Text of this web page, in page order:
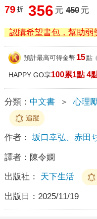
79 折 356 元 450 元
認購希望書包，幫助弱
預計最高可得金幣 15點
HAPPY GO享100累1點 4
分類： 中文書 ＞ 心理
追蹤
作者： 坂口幸弘、赤田
譯者： 陳令嫻
出版社： 天下生活
出版日： 2025/11/19